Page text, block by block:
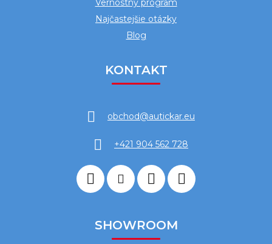
Vernostný program
Najčastejšie otázky
Blog
KONTAKT
obchod@autickar.eu
+421 904 562 728
SHOWROOM